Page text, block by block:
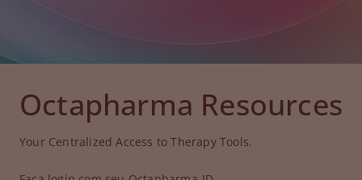
Octapharma Resources
Your Centralized Access to Therapy Tools.